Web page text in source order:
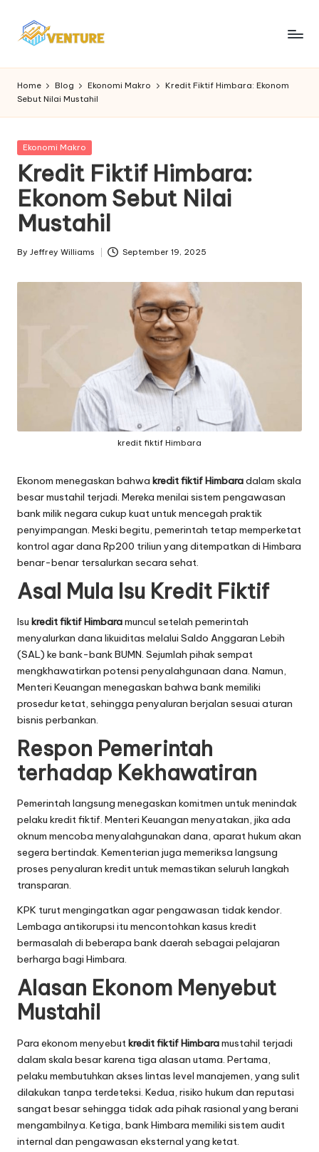
I
n
n
o
v
e
n
t
u
r
Berita
Home Blog Ekonomi Makro
Kredit Fiktif Himbara: Ekonom
Sebut Nilai Mustahil
Posted
Ekonomi Makro
Kredit Fiktif Himbara:
Ekonom Sebut Nilai
Mustahil
Posted
By Jeffrey Williams September 19, 2025
kredit fiktif Himbara
Ekonom menegaskan bahwa kredit fiktif Himbaradalam skala
besar mustahil terjadi. Mereka menilai sistem pengawasan
bank milik negara cukup kuat untuk mencegah praktik
penyimpangan. Meski begitu, pemerintah tetap memperketat
kontrol agar dana Rp200 triliun yang ditempatkan di Himbara
benar-benar tersalurkan secara sehat.
Asal Mula Isu Kredit Fiktif
Isu kredit fiktif Himbaramuncul setelah pemerintah
menyalurkan dana likuiditas melalui Saldo Anggaran Lebih
(SAL) ke bank-bank BUMN. Sejumlah pihak sempat
mengkhawatirkan potensi penyalahgunaan dana. Namun,
Menteri Keuangan menegaskan bahwa bank memiliki
prosedur ketat, sehingga penyaluran berjalan sesuai aturan
bisnis perbankan.
Respon Pemerintah
terhadap Kekhawatiran
Pemerintah langsung menegaskan komitmen untuk menindak
pelaku kredit fiktif. Menteri Keuangan menyatakan, jika ada
oknum mencoba menyalahgunakan dana, aparat hukum akan
segera bertindak. Kementerian juga memeriksa langsung
proses penyaluran kredit untuk memastikan seluruh langkah
transparan.
KPK turut mengingatkan agar pengawasan tidak kendor.
Lembaga antikorupsi itu mencontohkan kasus kredit
bermasalah di beberapa bank daerah sebagai pelajaran
berharga bagi Himbara.
Alasan Ekonom Menyebut
Mustahil
Para ekonom menyebutkredit fiktif Himbaramustahil terjadi
dalam skala besar karena tiga alasan utama. Pertama,
pelaku membutuhkan akses lintas level manajemen, yang sulit
dilakukan tanpa terdeteksi. Kedua, risiko hukum dan reputasi
sangat besar sehingga tidak ada pihak rasional yang berani
mengambilnya. Ketiga, bank Himbara memiliki sistem audit
internal dan pengawasan eksternal yang ketat.